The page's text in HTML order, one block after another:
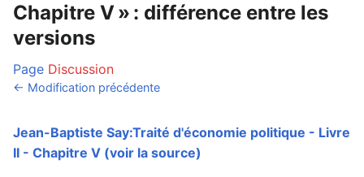
Chapitre V » : différence entre les
versions
Page Discussion
← Modification précédente
Jean-Baptiste Say:Traité d'économie politique - Livre
II - Chapitre V (voir la source)